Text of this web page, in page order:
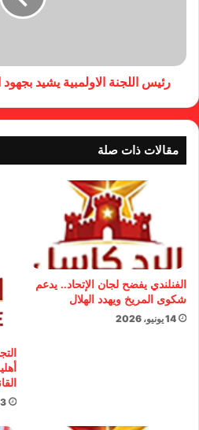
رئيس اللجنة الاولمبية يشيد
مقالات ذات صلة
الفنلندي يفضح لجان الإتحاد.. يدعم
شكوى المريخ ويهدد الهلال
14 يونيو، 2026
13